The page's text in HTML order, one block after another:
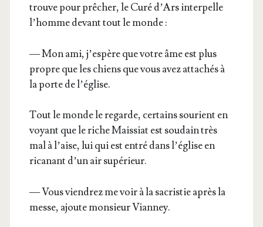
trouve pour prê­cher, le Curé d’Ars inter­pelle
l’homme devant tout le monde :
— Mon ami, j’es­père que votre âme est plus
propre que les chiens que vous avez atta­chés à
la porte de l’église.
Tout le monde le regarde, cer­tains sou­rient en
voyant que le riche Mais­siat est sou­dain très
mal à l’aise, lui qui est entré dans l’é­glise en
rica­nant d’un air supérieur.
— Vous vien­drez me voir à la sacris­tie après la
messe, ajoute mon­sieur Vianney.